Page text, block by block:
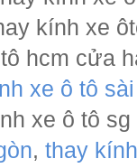
kính xe
hcm cửa
xe ô tô
xe ô tô
, thay